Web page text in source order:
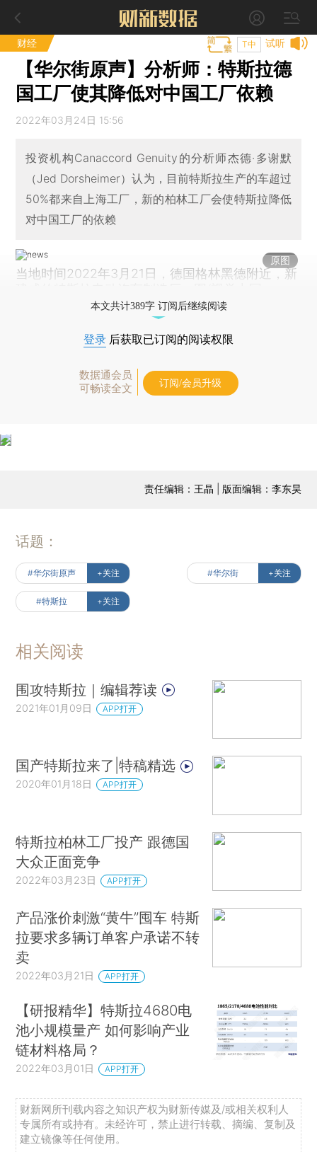
财经 试听
T中
【华尔街原声】分析师：特斯拉德
国工厂使其降低对中国工厂依赖
2022年03月24日 15:56
投资机构Canaccord Genuity的分析师杰德·多谢默
（Jed Dorsheimer）认为，目前特斯拉生产的车超过
50%都来自上海工厂，新的柏林工厂会使特斯拉降低
对中国工厂的依赖
原图
当地时间2022年3月21日，德国格林黑德附近，新
本文共计389字 订阅后继续阅读
登录 后获取已订阅的阅读权限
数据通会员
可畅读全文
订阅/会员升级
责任编辑：王晶 | 版面编辑：李东昊
话题：
#华尔街原声 +关注 #华尔街 +关注
#特斯拉 +关注
相关阅读
围攻特斯拉｜编辑荐读
2021年01月09日 APP打开
国产特斯拉来了|特稿精选
2020年01月18日 APP打开
特斯拉柏林工厂投产 跟德国
大众正面竞争
2022年03月23日 APP打开
产品涨价刺激“黄牛”囤车 特斯
拉要求多辆订单客户承诺不转
卖
2022年03月21日 APP打开
【研报精华】特斯拉4680电
池小规模量产 如何影响产业
链材料格局？
2022年03月01日 APP打开
财新网所刊载内容之知识产权为财新传媒及/或相关权利人
专属所有或持有。未经许可，禁止进行转载、摘编、复制及
建立镜像等任何使用。